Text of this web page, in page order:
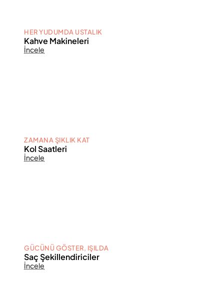
HER YUDUMDA USTALIK
Kahve Makineleri
İncele
ZAMANA ŞIKLIK KAT
Kol Saatleri
İncele
GÜCÜNÜ GÖSTER, IŞILDA
Saç Şekillendiriciler
İncele